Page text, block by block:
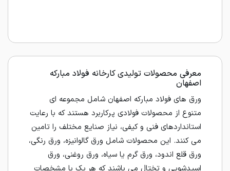
معرفی محصولات تولیدی کارخانه فولاد مبارکه
اصفهان
ورق های فولاد مبارکه اصفهان شامل مجموعه ای
متنوع از محصولات فولادی پرکاربرد هستند که با رعایت
استانداردهای فنی و کیفی، نیاز صنایع مختلف را تامین
می کنند. این محصولات شامل ورق گالوانیزه، ورق رنگی،
ورق قلع اندود، ورق گرم یا سیاه، ورق روغنی، ورق